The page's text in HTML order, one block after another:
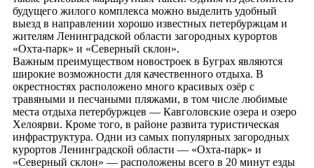
будущего жилого комплекса можно выделить удобный
выезд в направлении хорошо известных петербуржцам и
жителям Ленинградской области загородных курортов
«Охта-парк» и «Северный склон».
Важным преимуществом новостроек в Буграх являются
широкие возможности для качественного отдыха. В
окрестностях расположено много красивых озёр с
травяными и песчаными пляжами, в том числе любимые
места отдыха петербуржцев — Кавголовские озера и озеро
Хелоярви. Кроме того, в районе развита туристическая
инфраструктура. Одни из самых популярных загородных
курортов Ленинградской области — «Охта-парк» и
«Северный склон» — расположены всего в 20 минут езды